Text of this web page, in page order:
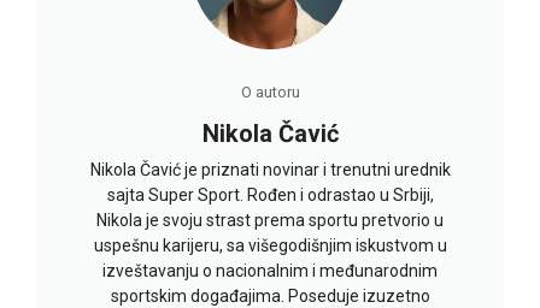
O autoru
Nikola Čavić
Nikola Čavić je priznati novinar i trenutni urednik
sajta Super Sport. Rođen i odrastao u Srbiji,
Nikola je svoju strast prema sportu pretvorio u
uspešnu karijeru, sa višegodišnjim iskustvom u
izveštavanju o nacionalnim i međunarodnim
sportskim događajima. Poseduje izuzetno